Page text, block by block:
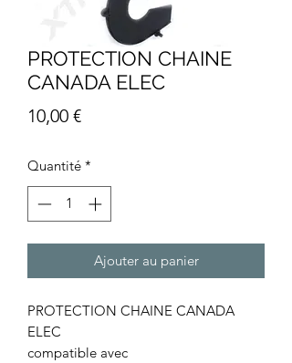
PROTECTION CHAINE
CANADA ELEC
10,00 €Prix
Quantité *
Ajouter au panier
PROTECTION CHAINE CANADA
ELEC
compatible avec